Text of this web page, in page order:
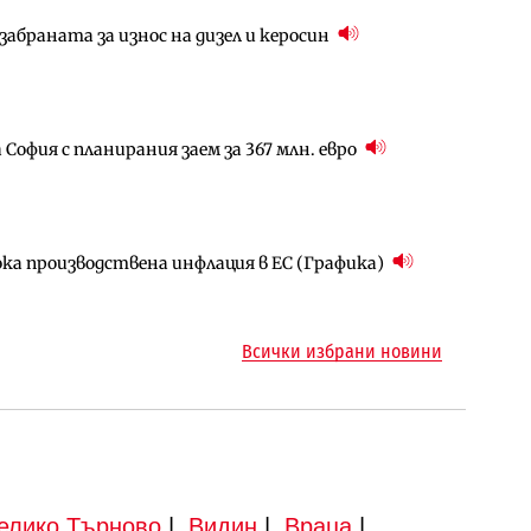
за износ на дизел и керосин
с планирания заем за 367 млн. евро
производствена инфлация в ЕС (Графика)
придобиване на Euroapi Italy
план за магистралата Русе – Велико
надзора на двете метростанции в „Люлин“
оценки на имотите може да бъдат
продължава да се охлажда (Графика)
езеро става част от бъдещата магистрала
Всички избрани новини
Търново | Видин | Враца |